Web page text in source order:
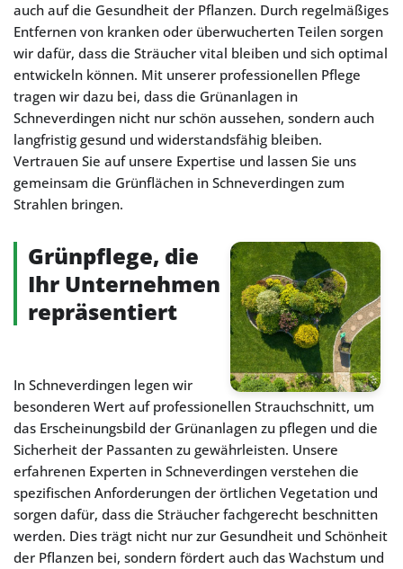
auch auf die Gesundheit der Pflanzen. Durch regelmäßiges
Entfernen von kranken oder überwucherten Teilen sorgen
wir dafür, dass die Sträucher vital bleiben und sich optimal
entwickeln können. Mit unserer professionellen Pflege
tragen wir dazu bei, dass die Grünanlagen in
Schneverdingen nicht nur schön aussehen, sondern auch
langfristig gesund und widerstandsfähig bleiben.
Vertrauen Sie auf unsere Expertise und lassen Sie uns
gemeinsam die Grünflächen in Schneverdingen zum
Strahlen bringen.
Grünpflege, die
Ihr Unternehmen
repräsentiert
In Schneverdingen legen wir
besonderen Wert auf professionellen Strauchschnitt, um
das Erscheinungsbild der Grünanlagen zu pflegen und die
Sicherheit der Passanten zu gewährleisten. Unsere
erfahrenen Experten in Schneverdingen verstehen die
spezifischen Anforderungen der örtlichen Vegetation und
sorgen dafür, dass die Sträucher fachgerecht beschnitten
werden. Dies trägt nicht nur zur Gesundheit und Schönheit
der Pflanzen bei, sondern fördert auch das Wachstum und